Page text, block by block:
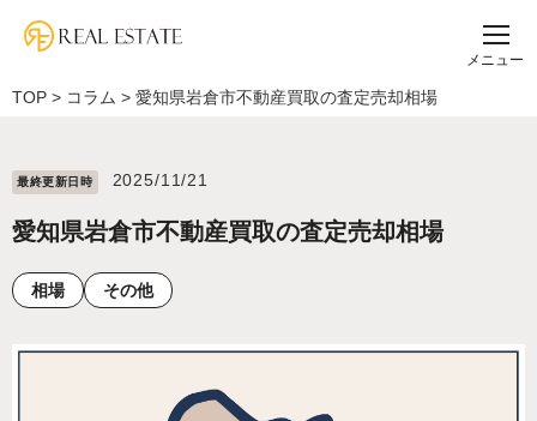
メニュー
TOP > コラム > 愛知県岩倉市不動産買取の査定売却相場
最終更新⽇時 2025/11/21
愛知県岩倉市不動産買取の査定売却相場
相場 その他